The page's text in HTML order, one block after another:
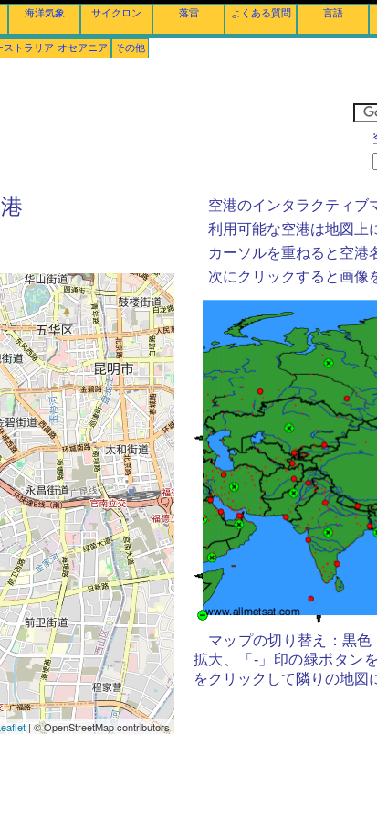
海洋気象 サイクロン 落雷 よくある質問 言語
ストラリア-オセアニア その他
| © OpenStreetMap contributors
空港のインタラクティブ
利用可能な空港は地図上
カーソルを重ねると空港
次にクリックすると画像
マップの切り替え：黒
拡大、「-」印の緑ボタン
をクリックして隣りの地図